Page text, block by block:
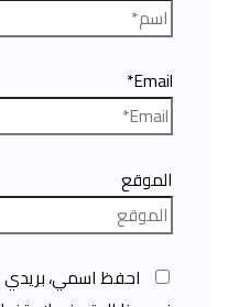
Email*
الموقع
احفظ اسمي، بريدي